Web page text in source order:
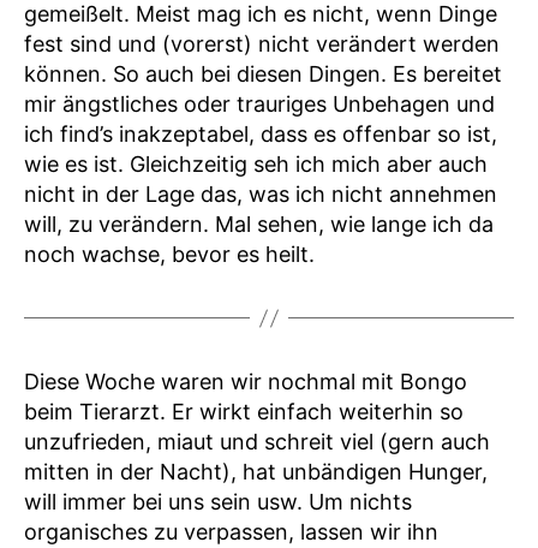
gemeißelt. Meist mag ich es nicht, wenn Dinge
fest sind und (vorerst) nicht verändert werden
können. So auch bei diesen Dingen. Es bereitet
mir ängstliches oder trauriges Unbehagen und
ich find’s inakzeptabel, dass es offenbar so ist,
wie es ist. Gleichzeitig seh ich mich aber auch
nicht in der Lage das, was ich nicht annehmen
will, zu verändern. Mal sehen, wie lange ich da
noch wachse, bevor es heilt.
Diese Woche waren wir nochmal mit Bongo
beim Tierarzt. Er wirkt einfach weiterhin so
unzufrieden, miaut und schreit viel (gern auch
mitten in der Nacht), hat unbändigen Hunger,
will immer bei uns sein usw. Um nichts
organisches zu verpassen, lassen wir ihn